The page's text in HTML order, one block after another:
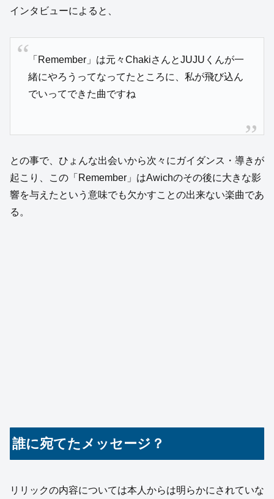
インタビューによると、
「Remember」は元々ChakiさんとJUJUくんが一
緒にやろうってなってたところに、私が飛び込ん
でいってできた曲ですね
との事で、ひょんな出会いから次々にガイダンス・導きが
起こり、この「Remember」はAwichのその後に大きな影
響を与えたという意味でも欠かすことの出来ない楽曲であ
る。
誰に宛てたメッセージ？
リリックの内容については本人からは明らかにされていな